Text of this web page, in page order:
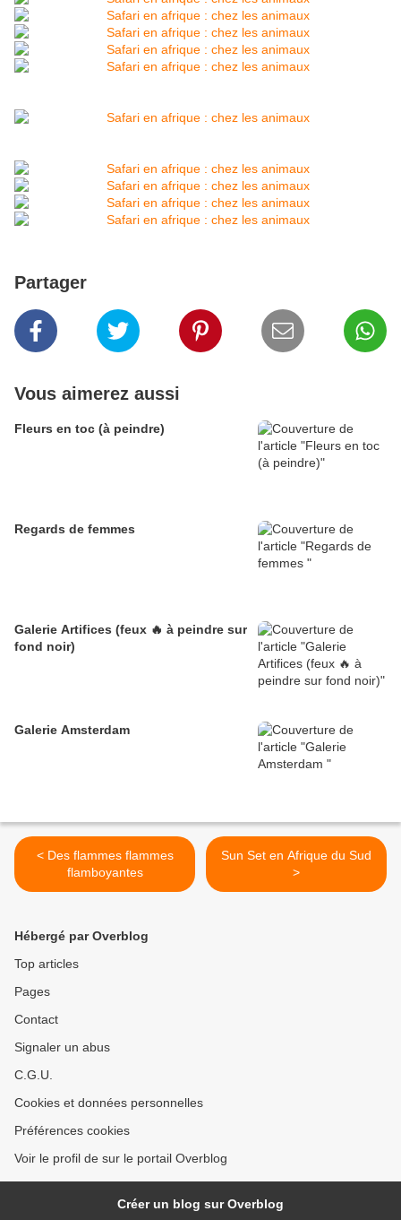
Partager
Vous aimerez aussi
Fleurs en toc (à peindre)
Regards de femmes
Galerie Artifices (feux 🔥 à peindre sur
fond noir)
Galerie Amsterdam
< Des flammes flammes
flamboyantes
Sun Set en Afrique du Sud
>
Hébergé par Overblog
Top articles
Pages
Contact
Signaler un abus
C.G.U.
Cookies et données personnelles
Préférences cookies
Voir le profil de sur le portail Overblog
Créer un blog sur Overblog